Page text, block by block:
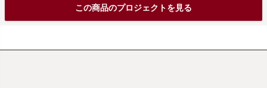
この商品のプロジェクトを見る